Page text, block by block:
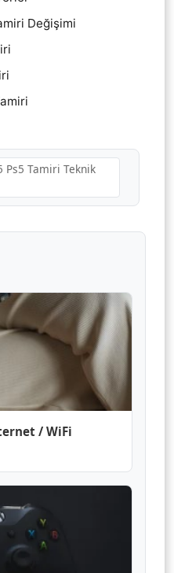
Değişimi
Ps5 Tamiri Teknik
/ WiFi